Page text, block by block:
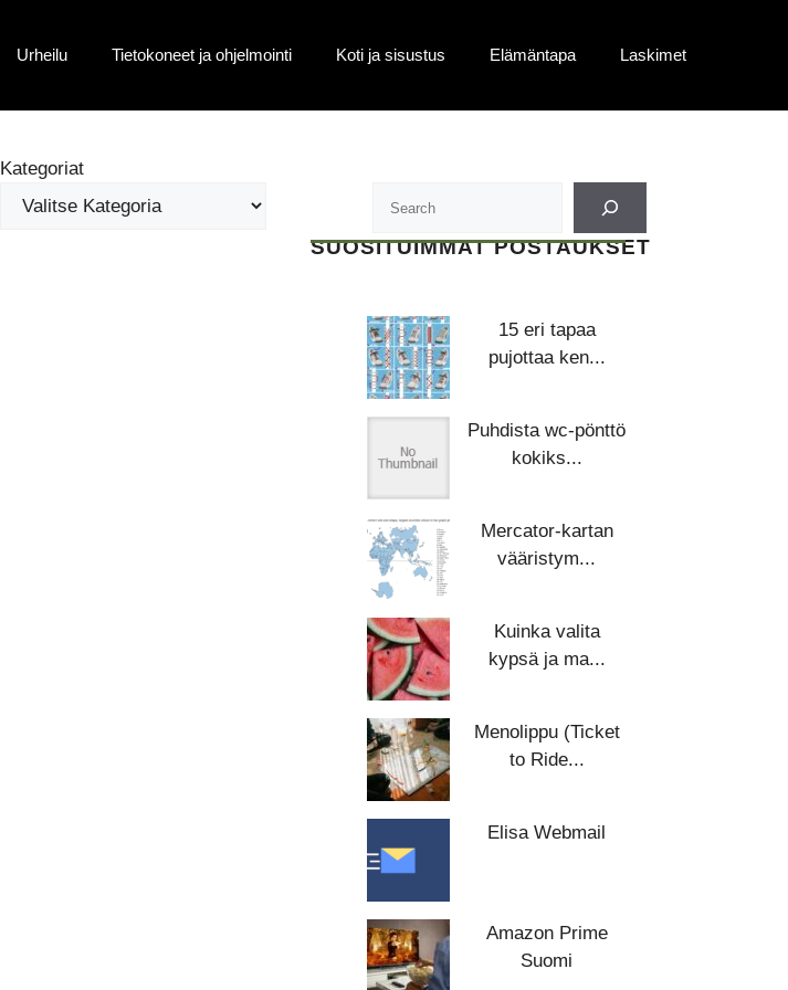
Urheilu Tietokoneet ja ohjelmointi Koti ja sisustus Elämäntapa Laskimet
Kategoriat
SUOSITUIMMAT POSTAUKSET
15 eri tapaa
pujottaa ken...
Puhdista wc-pönttö
kokiks...
Mercator-kartan
vääristym...
Kuinka valita
kypsä ja ma...
Menolippu (Ticket
to Ride...
Elisa Webmail
Amazon Prime
Suomi